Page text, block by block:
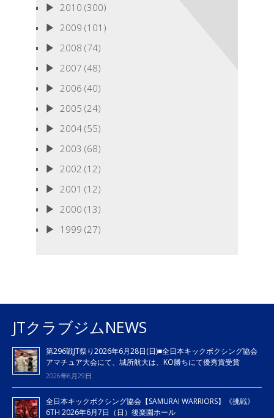
2010 (300)
2009 (101)
2008 (74)
2007 (48)
2006 (40)
2005 (24)
2004 (55)
2003 (68)
2002 (12)
2001 (12)
2000 (13)
1999 (27)
JTクラブジムNEWS
第296戦JT祭り2026年6月28日(日)■全日本キックボクシング協会
アマチュア大会にて、城所航大は、KO勝ちにて優秀賞受賞
2026年6月29日
全日本キックボクシング協会【SAMURAI WARRIORS】《挑戦》
6TH 2026年6月7日（日）後楽園ホール